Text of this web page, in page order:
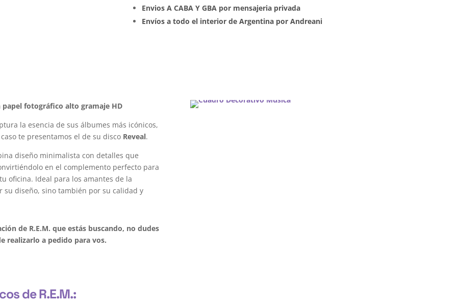
Envios A CABA Y GBA por mensajeria privada
Envíos a todo el interior de Argentina por Andreani
fotográfico alto gramaje HD
la esencia de sus álbumes más icónicos,
te presentamos el de su disco Reveal.
diseño minimalista con detalles que
en el complemento perfecto para
oficina. Ideal para los amantes de la
su diseño, sino también por su calidad y
de R.E.M. que estás buscando, no dudes
realizarlo a pedido para vos.
de R.E.M.: